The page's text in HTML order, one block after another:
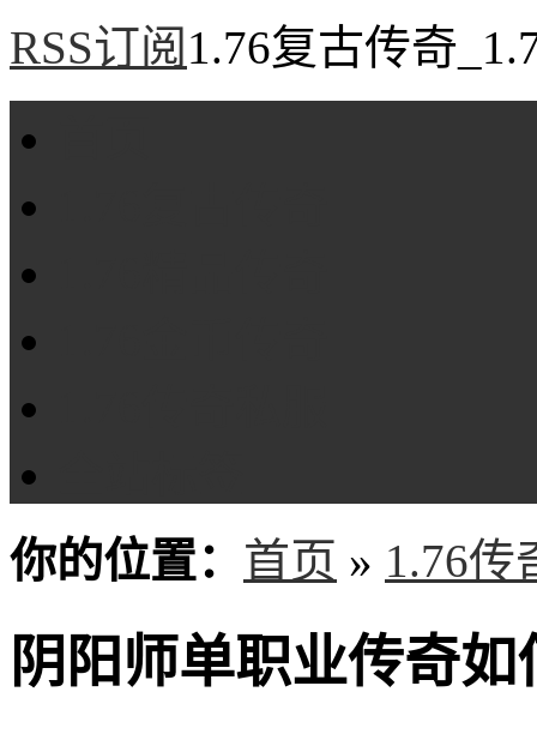
RSS订阅 1.76复古传奇
你的位置： 首页 » 1.76传
阴阳师单职业传奇